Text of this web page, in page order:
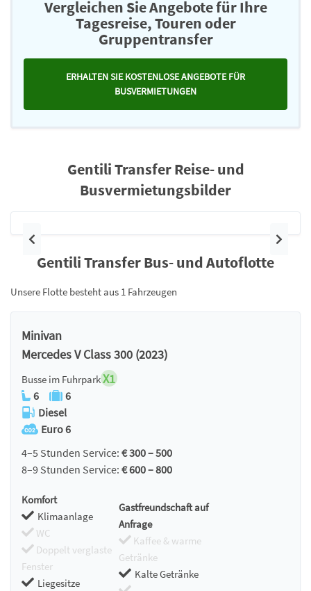
Vergleichen Sie Angebote für Ihre
Tagesreise, Touren oder
Gruppentransfer
ERHALTEN SIE KOSTENLOSE ANGEBOTE FÜR
BUSVERMIETUNGEN
Gentili Transfer Reise- und
Busvermietungsbilder
Vorherige
Gentili Transfer Bus- und Autoflotte
Unsere Flotte besteht aus 1 Fahrzeugen
Minivan
Mercedes V Class 300 (2023)
Busse im FuhrparkX1
6
6
Diesel
Euro 6
4–5 Stunden Service: € 300 – 500
8–9 Stunden Service: € 600 – 800
Komfort
Klimaanlage
WC
Doppelt verglaste
Fenster
Liegesitze
Gastfreundschaft auf
Anfrage
Kaffee & warme
Getränke
Kalte Getränke